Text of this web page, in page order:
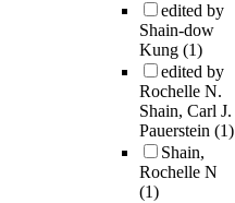
edited by
Shain-dow
Kung (1)
edited by
Rochelle N.
Shain, Carl J.
Pauerstein (1)
Shain,
Rochelle N
(1)